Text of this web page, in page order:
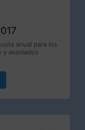
anual para los
y asociados